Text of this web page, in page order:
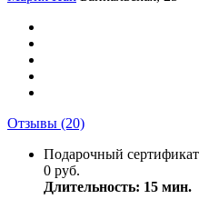
Отзывы (20)
Подарочный сертификат
0 руб.
Длительность: 15 мин.